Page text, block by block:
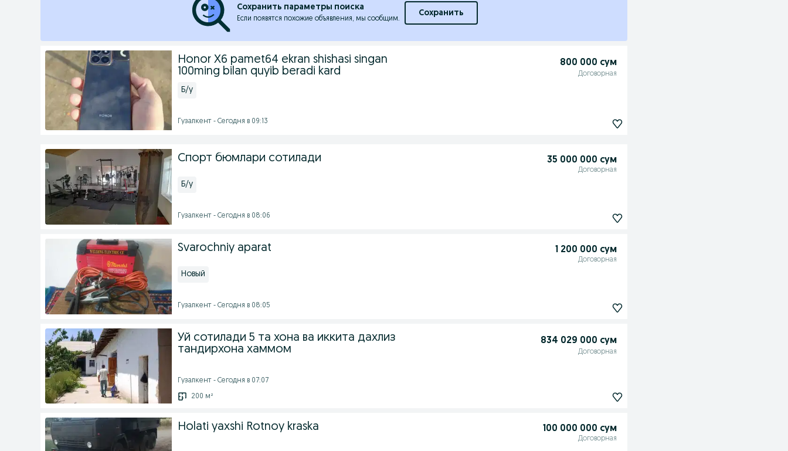
Сохранить параметры поиска
Если появятся похожие объявления, мы сообщим.
Сохранить
Honor X6 pamet64 ekran shishasi singan
100ming bilan quyib beradi kard
800 000 сум
Договорная
Б/у
Гузалкент - Сегодня в 09:13
Спорт бюмлари сотилади 35 000 000 сум
Договорная
Б/у
Гузалкент - Сегодня в 08:06
Svarochniy aparat 1 200 000 сум
Договорная
Новый
Гузалкент - Сегодня в 08:05
Уй сотилади 5 та хона ва иккита дахлиз
тандирхона хаммом
834 029 000 сум
Договорная
Гузалкент - Сегодня в 07:07
200 м²
Holati yaxshi Rotnoy kraska 100 000 000 сум
Договорная